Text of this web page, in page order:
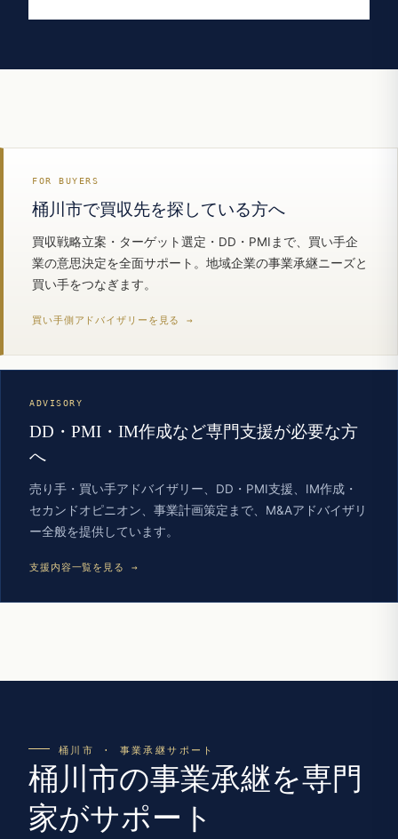
FOR BUYERS
桶川市で買収先を探している方へ
買収戦略立案・ターゲット選定・DD・PMIまで、買い手企
業の意思決定を全面サポート。地域企業の事業承継ニーズと
買い手をつなぎます。
買い手側アドバイザリーを見る →
ADVISORY
DD・PMI・IM作成など専門支援が必要な方
へ
売り手・買い手アドバイザリー、DD・PMI支援、IM作成・
セカンドオピニオン、事業計画策定まで、M&Aアドバイザリ
ー全般を提供しています。
支援内容一覧を見る →
桶川市 · 事業承継サポート
桶川市の事業承継を専門
家がサポート